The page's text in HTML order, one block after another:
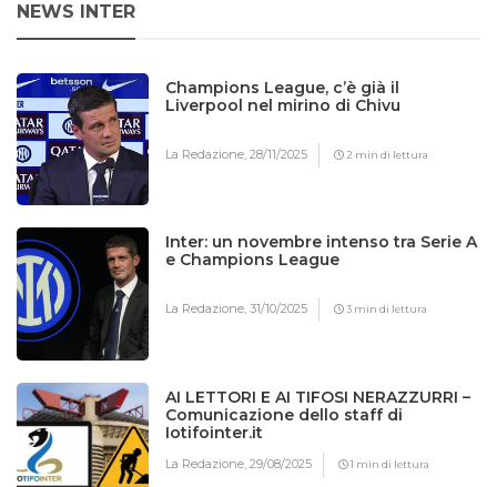
NEWS INTER
Champions League, c’è già il
Liverpool nel mirino di Chivu
La Redazione,28/11/2025 2 min di lettura
Inter: un novembre intenso tra Serie A
e Champions League
La Redazione,31/10/2025 3 min di lettura
AI LETTORI E AI TIFOSI NERAZZURRI –
Comunicazione dello staff di
Iotifointer.it
La Redazione,29/08/2025 1 min di lettura